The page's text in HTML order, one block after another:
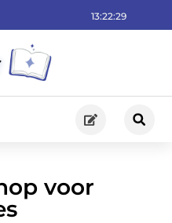
13:22:31
voor